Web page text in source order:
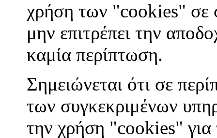
χρήση των "cookies" σε
μην επιτρέπει την
καμία περίπτωση.
Σημειώνεται ότι σε
των συγκεκριμένων
την χρήση "cookies" για